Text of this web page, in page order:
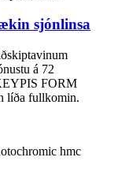
sjónlinsa
á 72
FORM
líða fullkomin.